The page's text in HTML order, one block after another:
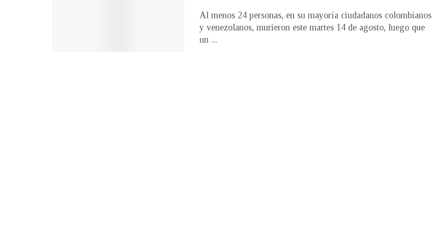
Al menos 24 personas, en su mayoría ciudadanos colombianos
y venezolanos, murieron este martes 14 de agosto, luego que
un ...